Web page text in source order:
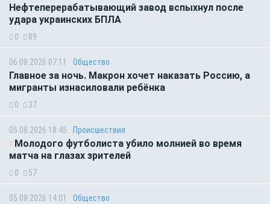
Нефтеперерабатывающий завод вспыхнул после
удара украинских БПЛА
0 89
06.08.2026 07:11 Общество
Главное за ночь. Макрон хочет наказать Россию, а
мигранты изнасиловали ребёнка
0 37
05.08.2026 18:45 Происшествия
Молодого футболиста убило молнией во время
матча на глазах зрителей
0 57
05.08.2026 14:01 Общество